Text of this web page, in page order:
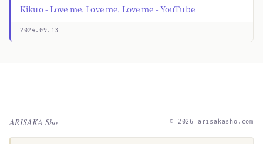
Kikuo - Love me, Love me, Love me - YouTube
2024.09.13
ARISAKA Sho © 2026 arisakasho.com